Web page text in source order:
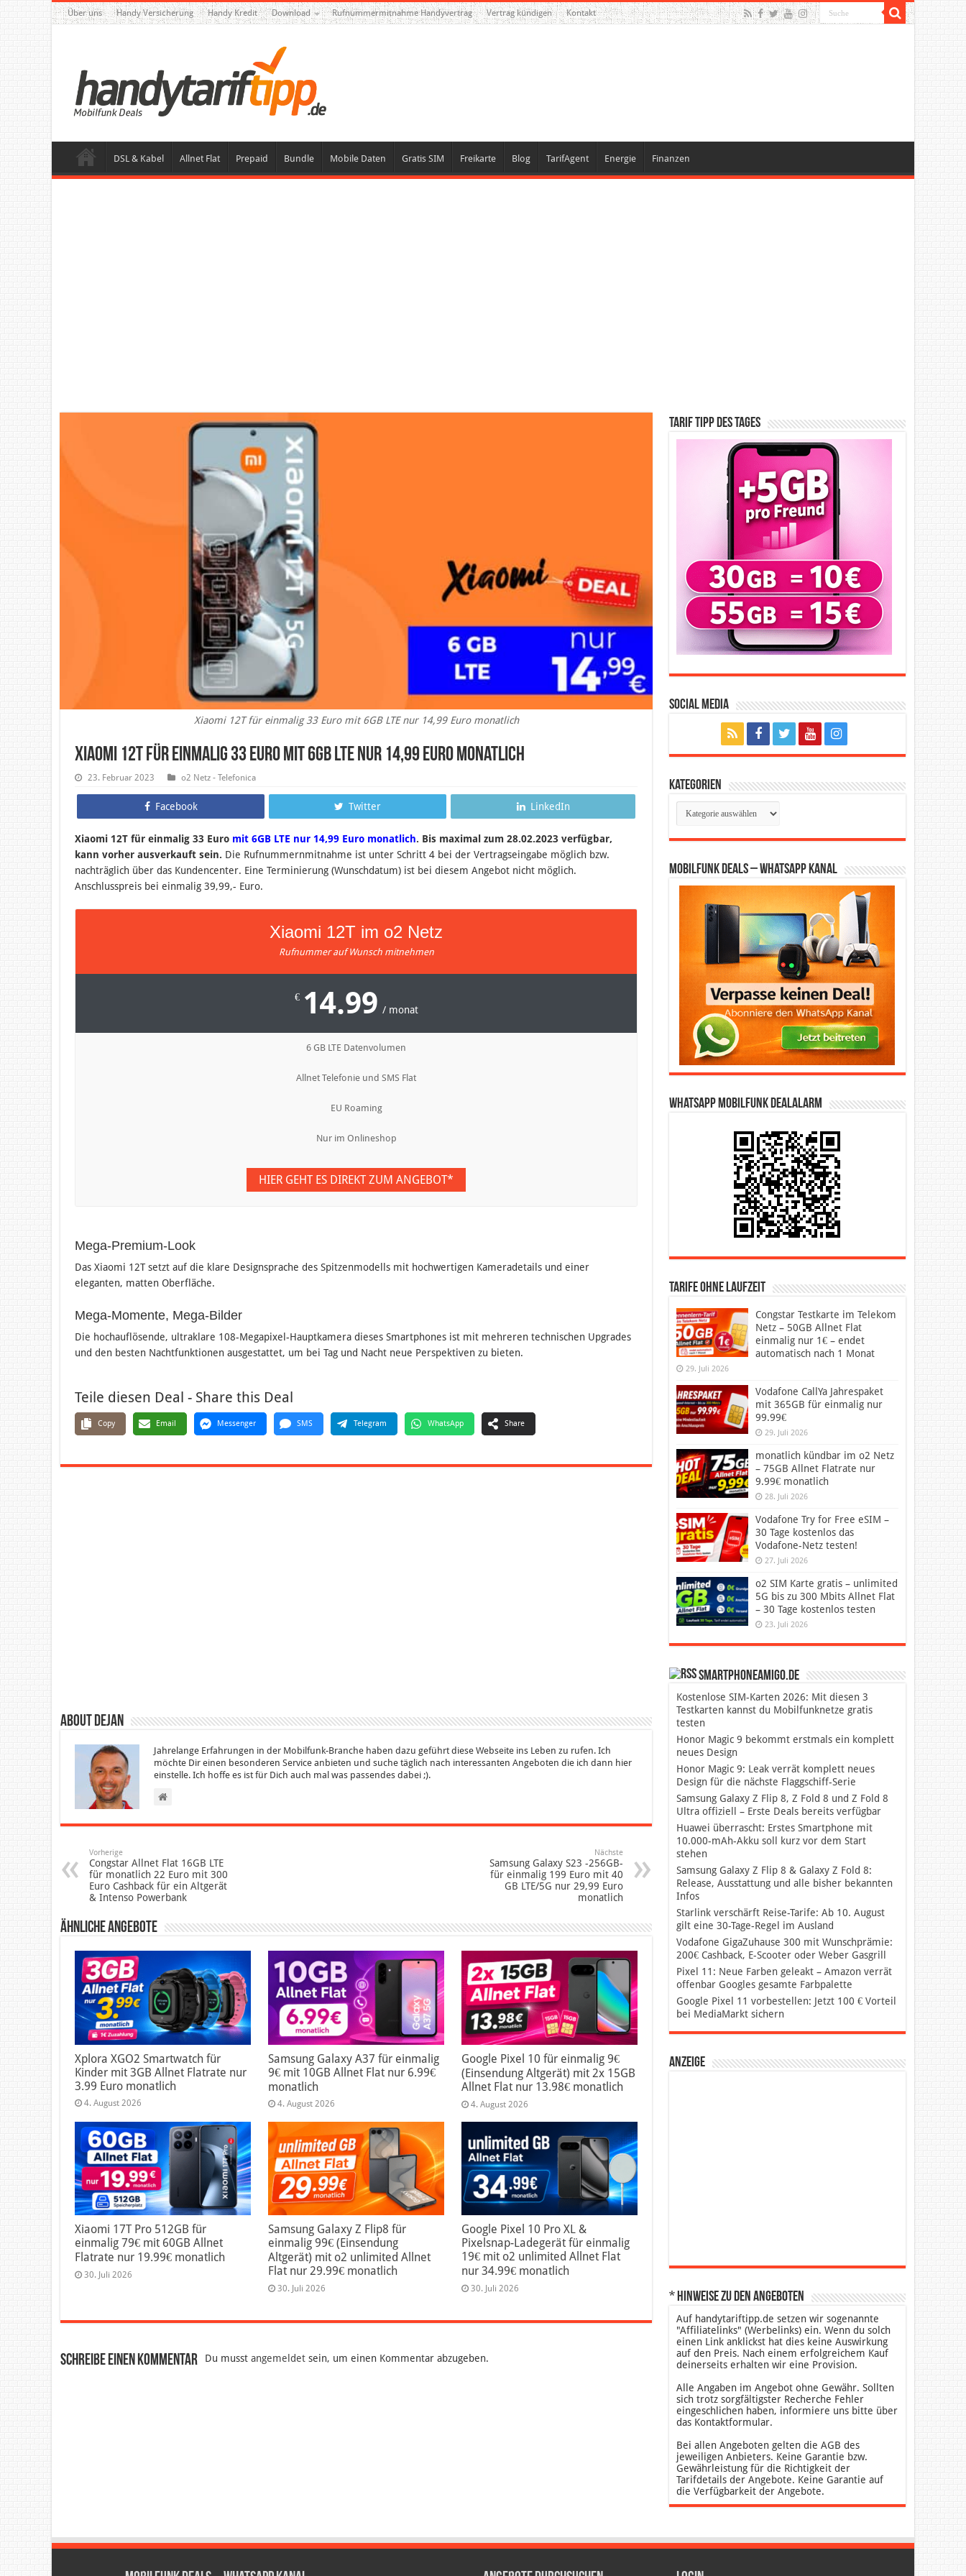
Über uns Handy Versicherung Handy Kredit Download Rufnummermitnahme Handyvertrag Vertrag kündigen Kontakt
DSL & Kabel Allnet Flat Prepaid Bundle Mobile Daten Gratis SIM Freikarte Blog TarifAgent Energie Finanzen
Xiaomi 12T für einmalig 33 Euro mit 6GB LTE nur 14,99 Euro monatlich
Xiaomi 12T für einmalig 33 Euro mit 6GB LTE nur 14,99 Euro monatlich
23. Februar 2023 o2 Netz - Telefonica
Facebook Twitter LinkedIn
Xiaomi 12T für einmalig 33 Euro mit 6GB LTE nur 14,99 Euro monatlich. Bis maximal zum 28.02.2023 verfügbar,
kann vorher ausverkauft sein. Die Rufnummernmitnahme ist unter Schritt 4 bei der Vertragseingabe möglich bzw.
nachträglich über das Kundencenter. Eine Terminierung (Wunschdatum) ist bei diesem Angebot nicht möglich.
Anschlusspreis bei einmalig 39,99,- Euro.
Xiaomi 12T im o2 Netz
Rufnummer auf Wunsch mitnehmen
€ 14.99 / monat
6 GB LTE Datenvolumen
Allnet Telefonie und SMS Flat
EU Roaming
Nur im Onlineshop
HIER GEHT ES DIREKT ZUM ANGEBOT*
Mega-Premium-Look
Das Xiaomi 12T setzt auf die klare Designsprache des Spitzenmodells mit hochwertigen Kameradetails und einer
eleganten, matten Oberfläche.
Mega-Momente, Mega-Bilder
Die hochauflösende, ultraklare 108-Megapixel-Hauptkamera dieses Smartphones ist mit mehreren technischen Upgrades
und den besten Nachtfunktionen ausgestattet, um bei Tag und Nacht neue Perspektiven zu bieten.
Teile diesen Deal - Share this Deal
Copy Email Messenger SMS Telegram WhatsApp Share
About Dejan
Jahrelange Erfahrungen in der Mobilfunk-Branche haben dazu geführt diese Webseite ins Leben zu rufen. Ich
möchte Dir einen besonderen Service anbieten und suche täglich nach interessanten Angeboten die ich dann hier
einstelle. Ich hoffe es ist für Dich auch mal was passendes dabei ;).
Vorherige
Congstar Allnet Flat 16GB LTE
für monatlich 22 Euro mit 300
Euro Cashback für ein Altgerät
& Intenso Powerbank
Nächste
Samsung Galaxy S23 -256GB-
für einmalig 199 Euro mit 40
GB LTE/5G nur 29,99 Euro
monatlich
Ähnliche Angebote
Xplora XGO2 Smartwatch für
Kinder mit 3GB Allnet Flatrate nur
3.99 Euro monatlich
4. August 2026
Samsung Galaxy A37 für einmalig
9€ mit 10GB Allnet Flat nur 6.99€
monatlich
4. August 2026
Google Pixel 10 für einmalig 9€
(Einsendung Altgerät) mit 2x 15GB
Allnet Flat nur 13.98€ monatlich
4. August 2026
Xiaomi 17T Pro 512GB für
einmalig 79€ mit 60GB Allnet
Flatrate nur 19.99€ monatlich
30. Juli 2026
Samsung Galaxy Z Flip8 für
einmalig 99€ (Einsendung
Altgerät) mit o2 unlimited Allnet
Flat nur 29.99€ monatlich
30. Juli 2026
Google Pixel 10 Pro XL &
Pixelsnap-Ladegerät für einmalig
19€ mit o2 unlimited Allnet Flat
nur 34.99€ monatlich
30. Juli 2026
Schreibe einen Kommentar Du musst angemeldet sein, um einen Kommentar abzugeben.
Tarif Tipp des Tages
Social Media
Kategorien
Kategorien
Mobilfunk Deals – WhatsApp Kanal
WhatsApp Mobilfunk DealAlarm
Tarife ohne Laufzeit
Congstar Testkarte im Telekom
Netz – 50GB Allnet Flat
einmalig nur 1€ – endet
automatisch nach 1 Monat
29. Juli 2026
Vodafone CallYa Jahrespaket
mit 365GB für einmalig nur
99.99€
29. Juli 2026
monatlich kündbar im o2 Netz
– 75GB Allnet Flatrate nur
9.99€ monatlich
28. Juli 2026
Vodafone Try for Free eSIM –
30 Tage kostenlos das
Vodafone-Netz testen!
27. Juli 2026
o2 SIM Karte gratis – unlimited
5G bis zu 300 Mbits Allnet Flat
– 30 Tage kostenlos testen
23. Juli 2026
SmartphoneAmigo.de
Kostenlose SIM-Karten 2026: Mit diesen 3
Testkarten kannst du Mobilfunknetze gratis
testen
Honor Magic 9 bekommt erstmals ein komplett
neues Design
Honor Magic 9: Leak verrät komplett neues
Design für die nächste Flaggschiff-Serie
Samsung Galaxy Z Flip 8, Z Fold 8 und Z Fold 8
Ultra offiziell – Erste Deals bereits verfügbar
Huawei überrascht: Erstes Smartphone mit
10.000-mAh-Akku soll kurz vor dem Start
stehen
Samsung Galaxy Z Flip 8 & Galaxy Z Fold 8:
Release, Ausstattung und alle bisher bekannten
Infos
Starlink verschärft Reise-Tarife: Ab 10. August
gilt eine 30-Tage-Regel im Ausland
Vodafone GigaZuhause 300 mit Wunschprämie:
200€ Cashback, E-Scooter oder Weber Gasgrill
Pixel 11: Neue Farben geleakt – Amazon verrät
offenbar Googles gesamte Farbpalette
Google Pixel 11 vorbestellen: Jetzt 100 € Vorteil
bei MediaMarkt sichern
Anzeige
* Hinweise zu den Angeboten
Auf handytariftipp.de setzen wir sogenannte
"Affiliatelinks" (Werbelinks) ein. Wenn du solch
einen Link anklickst hat dies keine Auswirkung
auf den Preis. Nach einem erfolgreichem Kauf
deinerseits erhalten wir eine Provision.
Alle Angaben im Angebot ohne Gewähr. Sollten
sich trotz sorgfältigster Recherche Fehler
eingeschlichen haben, informiere uns bitte über
das Kontaktformular.
Bei allen Angeboten gelten die AGB des
jeweiligen Anbieters. Keine Garantie bzw.
Gewährleistung für die Richtigkeit der
Tarifdetails der Angebote. Keine Garantie auf
die Verfügbarkeit der Angebote.